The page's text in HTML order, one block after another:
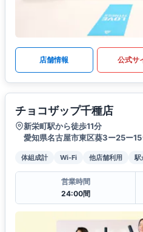
店舗情報 公式サ
チョコザップ千種店
新栄町駅から徒歩11分
愛知県名古屋市東区葵3ー25ー
体組成計 Wi-Fi 他店舗利用 駅
営業時間
24:00間